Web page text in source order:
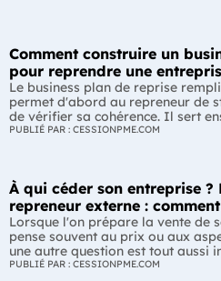
L'essentiel Les entreprises de moins de 250 salariés sont
soumises, dans certains cas, à
d'information préalable des
concerne la vente d'un fonds de
de la majorité des titres d'une
d'information varie selon la taille
L'obligation d'information
certaines entreprises et certaines
Vous êtes concerné si : votre entreprise emploie moins
de 250 salariés ; vous vendez
ou plus de 50 % des parts
votre société. À l'inverse, cette obligation ne s'applique
pas à toutes les opérations de
Comment construire un
pour reprendre une
Le business plan de reprise
permet d'abord au repreneur de
de vérifier sa cohérence. Il sert
banques et les partenaires
consiste pas à reprendre les
l'entreprise. Il explique comment
après le changement de dirigeant.
indispensable pour structurer
vos partenaires. À quoi sert vraiment un business plan
de reprise ? Lors d'une reprise
PUBLIÉ PAR : CESSIONPME.COM
À qui céder son entreprise
repreneur externe :
Lorsque l'on prépare la vente de
pense souvent au prix ou aux
une autre question est tout aussi
transmettre son entreprise ?
PUBLIÉ PAR : CESSIONPME.COM